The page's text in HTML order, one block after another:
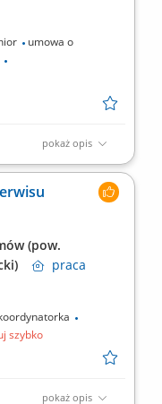
umowa o
pokaż opis
pracowników,
przygotowywaniu list
urlopów i zwolnień
związanych z
(pow.
praca
szybko
pokaż opis